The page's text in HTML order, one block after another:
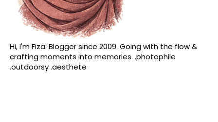
Hi, I'm Fiza. Blogger since 2009. Going with the flow &
crafting moments into memories. .photophile
.outdoorsy .aesthete